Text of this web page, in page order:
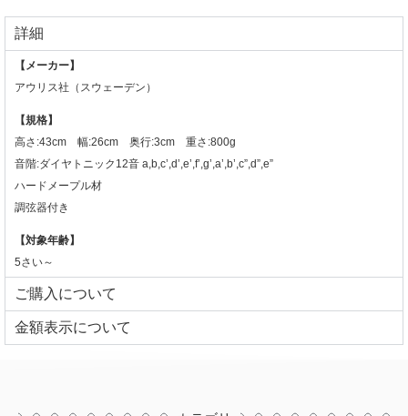
ー
ヤ
ー
詳細
【メーカー】
アウリス社（スウェーデン）
【規格】
高さ:43cm 幅:26cm 奥行:3cm 重さ:800g
音階:ダイヤトニック12音 a,b,c’,d’,e’,f’,g’,a’,b’,c”,d”,e”
ハードメープル材
調弦器付き
【対象年齢】
5さい～
ご購入について
⾦額表⽰について